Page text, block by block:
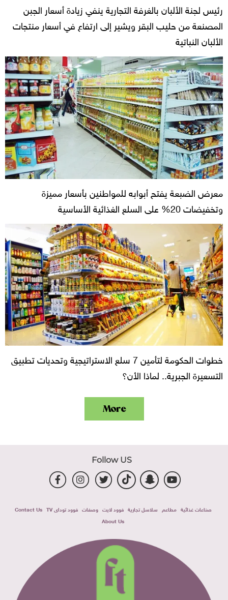
رئيس لجنة الألبان بالغرفة التجارية ينفي زيادة أسعار الجبن
المصنعة من حليب البقر ويشير إلى ارتفاع في أسعار منتجات
الألبان النباتية
معرض الضبعة يفتح أبوابه للمواطنين بأسعار مميزة
وتخفيضات 20% على السلع الغذائية الأساسية
خطوات الحكومة لتأمين 7 سلع الاستراتيجية وتحديات تطبيق
التسعيرة الجبرية.. لماذا الأن؟
More
Follow US
صناعات غذائية مطاعم سلاسل تجارية فوود لايت وصفات فوود توداى TV
Contact Us
About Us